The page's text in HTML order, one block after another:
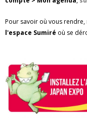
Pour savoir où vous rendre,
l'espace Sumiré où se